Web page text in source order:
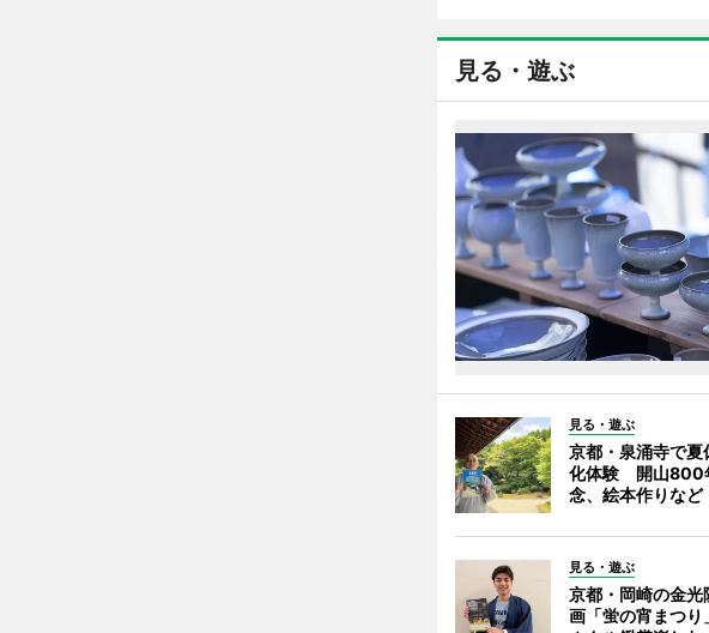
見る・遊ぶ
見る・遊ぶ
京都・泉涌寺で夏
化体験 開山800
念、絵本作りなど
見る・遊ぶ
京都・岡崎の金光
画「蛍の宵まつ